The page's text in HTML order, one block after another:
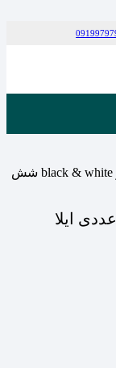
/ فنجان اسپرسو black & white شش